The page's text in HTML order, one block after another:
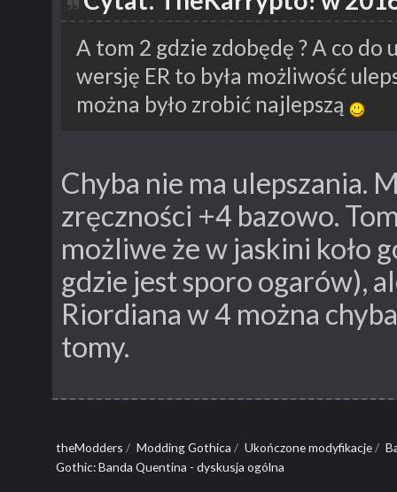
A tom 2 gdzie zdobędę ? A co do
wersję ER to była możliwość
można było zrobić najlepszą
Chyba nie ma ulepszania.
zręczności +4 bazowo.
możliwe że w jaskini koło
gdzie jest sporo ogarów),
Riordiana w 4 można
tomy.
theModders / Modding Gothica / Ukończone modyfikacje/
Gothic: Banda Quentina - dyskusja ogólna